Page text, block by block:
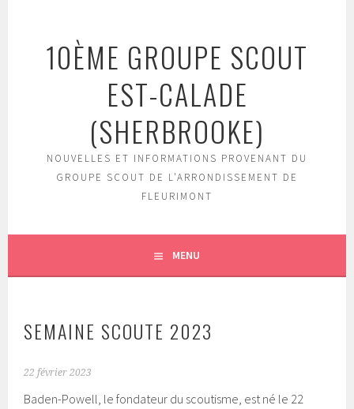
contenu10ÈME GROUPE SCOUT
EST-CALADE
(SHERBROOKE)
NOUVELLES ET INFORMATIONS PROVENANT DU
GROUPE SCOUT DE L'ARRONDISSEMENT DE
FLEURIMONT
MENU
SEMAINE SCOUTE 2023
22 février 2023
Baden-Powell, le fondateur du scoutisme, est né le 22